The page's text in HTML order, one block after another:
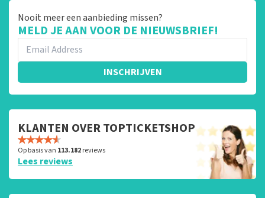
Nooit meer een aanbieding missen?
MELD JE AAN VOOR DE NIEUWSBRIEF!
INSCHRIJVEN
KLANTEN OVER TOPTICKETSHOP
Op basis van 113.182reviews
Lees reviews